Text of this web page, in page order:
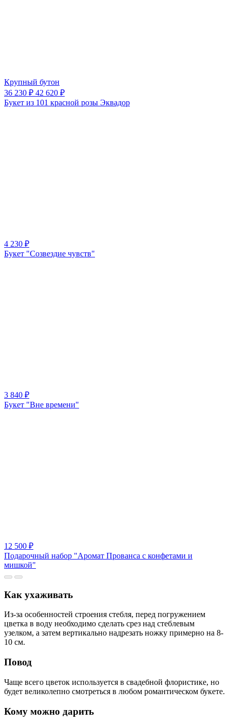
Крупный бутон
36 230 ₽ 42 620 ₽
Букет из 101 красной розы Эквадор
4 230 ₽
Букет "Созвездие чувств"
3 840 ₽
Букет "Вне времени"
12 500 ₽
Подарочный набор "Аромат Прованса с конфетами и
мишкой"
Как ухаживать
Из-за особенностей строения стебля, перед погружением
цветка в воду необходимо сделать срез над стеблевым
узелком, а затем вертикально надрезать ножку примерно на 8-
10 см.
Повод
Чаще всего цветок используется в свадебной флористике, но
будет великолепно смотреться в любом романтическом букете.
Кому можно дарить